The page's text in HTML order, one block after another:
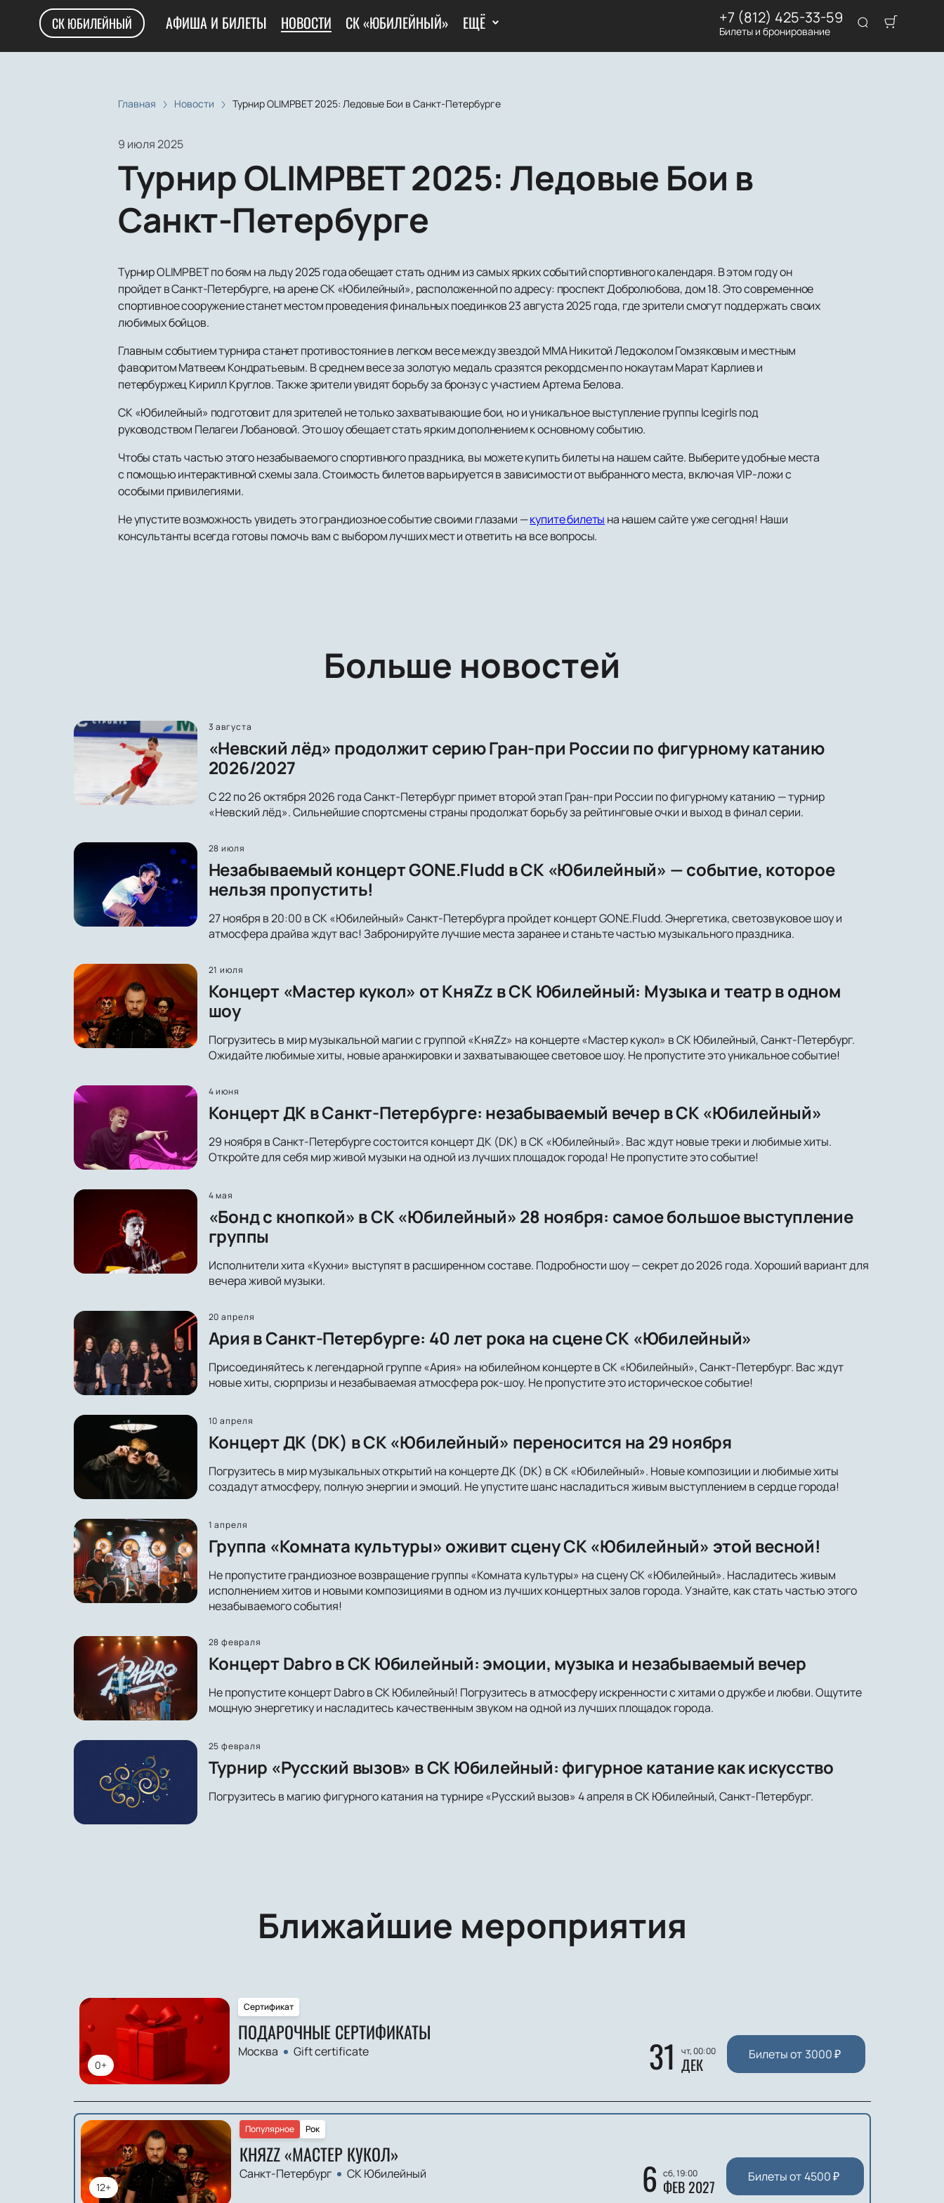
СК ЮБИЛЕЙНЫЙ АФИША И БИЛЕТЫ НОВОСТИ СК «ЮБИЛЕЙНЫЙ» ЕЩЁ +7 (812) 425-33-59
Билеты и бронирование
Главная Новости Турнир OLIMPBET 2025: Ледовые Бои в Санкт-Петербурге
9 июля 2025
Турнир OLIMPBET 2025: Ледовые Бои в
Санкт-Петербурге
Турнир OLIMPBET по боям на льду 2025 года обещает стать одним из самых ярких событий спортивного календаря. В этом году он
пройдет в Санкт-Петербурге, на арене СК «Юбилейный», расположенной по адресу: проспект Добролюбова, дом 18. Это современное
спортивное сооружение станет местом проведения финальных поединков 23 августа 2025 года, где зрители смогут поддержать своих
любимых бойцов.
Главным событием турнира станет противостояние в легком весе между звездой ММА Никитой Ледоколом Гомзяковым и местным
фаворитом Матвеем Кондратьевым. В среднем весе за золотую медаль сразятся рекордсмен по нокаутам Марат Карлиев и
петербуржец Кирилл Круглов. Также зрители увидят борьбу за бронзу с участием Артема Белова.
СК «Юбилейный» подготовит для зрителей не только захватывающие бои, но и уникальное выступление группы Icegirls под
руководством Пелагеи Лобановой. Это шоу обещает стать ярким дополнением к основному событию.
Чтобы стать частью этого незабываемого спортивного праздника, вы можете купить билеты на нашем сайте. Выберите удобные места
с помощью интерактивной схемы зала. Стоимость билетов варьируется в зависимости от выбранного места, включая VIP-ложи с
особыми привилегиями.
Не упустите возможность увидеть это грандиозное событие своими глазами —купите билеты на нашем сайте уже сегодня! Наши
консультанты всегда готовы помочь вам с выбором лучших мест и ответить на все вопросы.
Больше новостей
3 августа
«Невский лёд» продолжит серию Гран-при России по фигурному катанию
2026/2027
С 22 по 26 октября 2026 года Санкт-Петербург примет второй этап Гран-при России по фигурному катанию — турнир
«Невский лёд». Сильнейшие спортсмены страны продолжат борьбу за рейтинговые очки и выход в финал серии.
28 июля
Незабываемый концерт GONE.Fludd в СК «Юбилейный» — событие, которое
нельзя пропустить!
27 ноября в 20:00 в СК «Юбилейный» Санкт-Петербурга пройдет концерт GONE.Fludd. Энергетика, светозвуковое шоу и
атмосфера драйва ждут вас! Забронируйте лучшие места заранее и станьте частью музыкального праздника.
21 июля
Концерт «Мастер кукол» от КняZz в СК Юбилейный: Музыка и театр в одном
шоу
Погрузитесь в мир музыкальной магии с группой «КняZz» на концерте «Мастер кукол» в СК Юбилейный, Санкт-Петербург.
Ожидайте любимые хиты, новые аранжировки и захватывающее световое шоу. Не пропустите это уникальное событие!
4 июня
Концерт ДК в Санкт-Петербурге: незабываемый вечер в СК «Юбилейный»
29 ноября в Санкт-Петербурге состоится концерт ДК (DK) в СК «Юбилейный». Вас ждут новые треки и любимые хиты.
Откройте для себя мир живой музыки на одной из лучших площадок города! Не пропустите это событие!
4 мая
«Бонд с кнопкой» в СК «Юбилейный» 28 ноября: самое большое выступление
группы
Исполнители хита «Кухни» выступят в расширенном составе. Подробности шоу — секрет до 2026 года. Хороший вариант для
вечера живой музыки.
20 апреля
Ария в Санкт-Петербурге: 40 лет рока на сцене СК «Юбилейный»
Присоединяйтесь к легендарной группе «Ария» на юбилейном концерте в СК «Юбилейный», Санкт-Петербург. Вас ждут
новые хиты, сюрпризы и незабываемая атмосфера рок-шоу. Не пропустите это историческое событие!
10 апреля
Концерт ДК (DK) в СК «Юбилейный» переносится на 29 ноября
Погрузитесь в мир музыкальных открытий на концерте ДК (DK) в СК «Юбилейный». Новые композиции и любимые хиты
создадут атмосферу, полную энергии и эмоций. Не упустите шанс насладиться живым выступлением в сердце города!
1 апреля
Группа «Комната культуры» оживит сцену СК «Юбилейный» этой весной!
Не пропустите грандиозное возвращение группы «Комната культуры» на сцену СК «Юбилейный». Насладитесь живым
исполнением хитов и новыми композициями в одном из лучших концертных залов города. Узнайте, как стать частью этого
незабываемого события!
28 февраля
Концерт Dabro в СК Юбилейный: эмоции, музыка и незабываемый вечер
Не пропустите концерт Dabro в СК Юбилейный! Погрузитесь в атмосферу искренности с хитами о дружбе и любви. Ощутите
мощную энергетику и насладитесь качественным звуком на одной из лучших площадок города.
25 февраля
Турнир «Русский вызов» в СК Юбилейный: фигурное катание как искусство
Погрузитесь в магию фигурного катания на турнире «Русский вызов» 4 апреля в СК Юбилейный, Санкт-Петербург.
Ближайшие мероприятия
0+
Сертификат
ПОДАРОЧНЫЕ СЕРТИФИКАТЫ
Москва Gift certificate 31 чт, 00:00
ДЕК Билеты от 3000₽
12+
Рок
Популярное
КНЯZZ «МАСТЕР КУКОЛ»
Санкт-Петербург СК Юбилейный 6 сб, 19:00
ФЕВ 2027 Билеты от 4500₽